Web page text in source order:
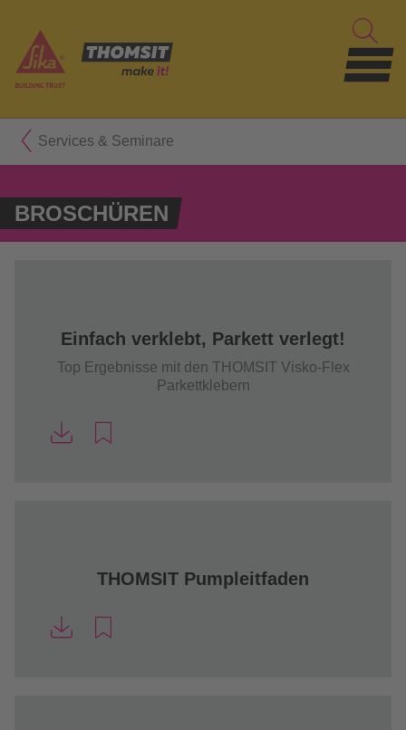
Services & Seminare
BROSCHÜREN
Einfach verklebt, Parkett verlegt!
Top Ergebnisse mit den THOMSIT Visko-Flex
Parkettklebern
THOMSIT Pumpleitfaden